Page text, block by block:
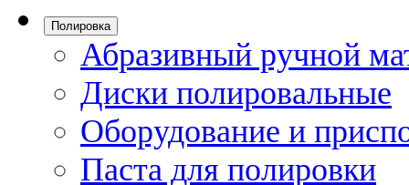
Полировка
Абразивный ручной
Диски полировальные
Оборудование и
Паста для полировки